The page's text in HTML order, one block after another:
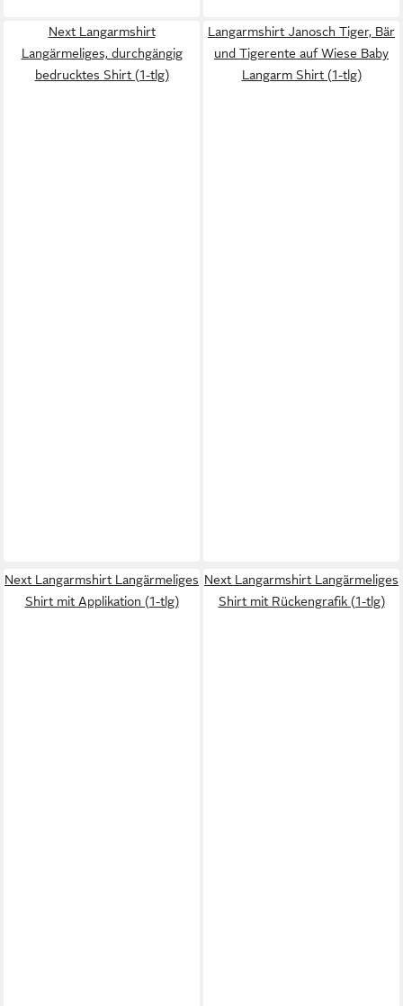
Next Langarmshirt
Langärmeliges, durchgängig
bedrucktes Shirt (1-tlg)
Langarmshirt Janosch Tiger, Bär
und Tigerente auf Wiese Baby
Langarm Shirt (1-tlg)
Next Langarmshirt Langärmeliges
Shirt mit Applikation (1-tlg)
Next Langarmshirt Langärmeliges
Shirt mit Rückengrafik (1-tlg)